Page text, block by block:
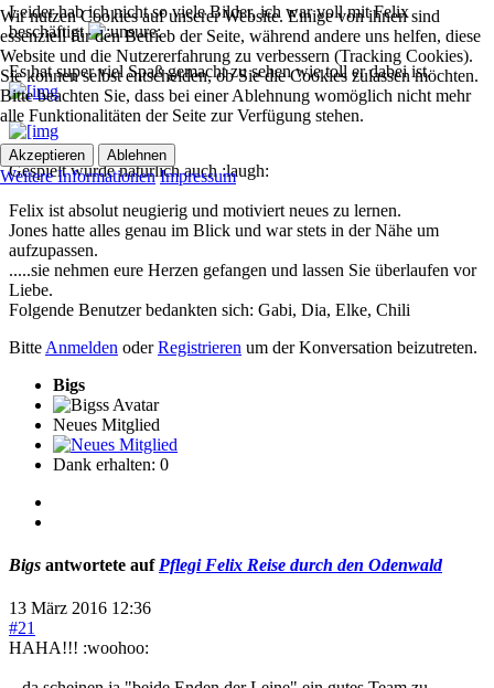
Leider hab ich nicht so viele Bilder, ich war voll mit Felix
beschäftigt
Es hat super viel Spaß gemacht zu sehen wie toll er dabei ist.
Gespielt wurde natürlich auch :laugh:
Felix ist absolut neugierig und motiviert neues zu lernen.
Jones hatte alles genau im Blick und war stets in der Nähe um
aufzupassen.
.....sie nehmen eure Herzen gefangen und lassen Sie überlaufen vor
Liebe.
Folgende Benutzer bedankten sich: Gabi, Dia, Elke, Chili
Bitte Anmelden oderRegistrieren um der Konversation beizutreten.
Bigs
Neues Mitglied
Dank erhalten: 0
Bigs antwortete auf Pflegi Felix Reise durch den Odenwald
13 März 2016 12:36
#21
HAHA!!! :woohoo:
Wir nutzen Cookies auf unserer Website. Einige von ihnen sind
essenziell für den Betrieb der Seite, während andere uns helfen, diese
Website und die Nutzererfahrung zu verbessern (Tracking Cookies).
Sie können selbst entscheiden, ob Sie die Cookies zulassen möchten.
Bitte beachten Sie, dass bei einer Ablehnung womöglich nicht mehr
alle Funktionalitäten der Seite zur Verfügung stehen.
Akzeptieren Ablehnen
Weitere Informationen Impressum